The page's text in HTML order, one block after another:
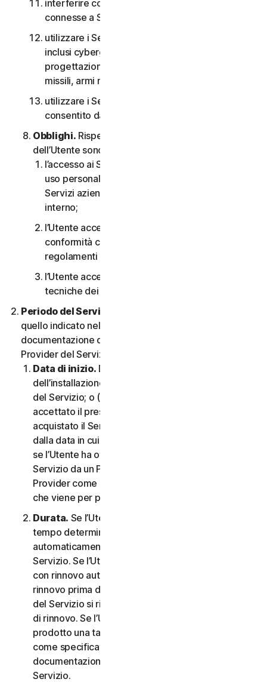
interferire con o interrompere server o reti
connesse a Software o Servizi;
utilizzare i Servizi per qualsiasi scopo militare,
inclusi cyberguerra, sviluppo di armi,
progettazione, fabbricazione o produzione di
missili, armi nucleari, chimiche o biologiche;
utilizzare i Servizi in qualsiasi modo non
consentito dal CLS.
Obblighi. Rispetto all’uso del Servizio, gli obblighi
dell’Utente sono i seguenti:
l’accesso ai Servizi per i consumatori è solo per
uso personale o domestico oppure, nel caso dei
Servizi aziendali, è solo per uso aziendale
interno;
l’Utente accetta di utilizzare i Servizi in
conformità con il CLS e tutte le leggi e i
regolamenti applicabili;
l’Utente accetta di rispettare tutte le limitazioni
tecniche dei Servizi e/o del Software.
Periodo del Servizio.
quello indicato nella Documentazione o nella
documentazione di transazione applicabile dal
Provider del Servizio.
Data di inizio. Dovrà partire (a) dalla data
dell’installazione iniziale del Software o dell’utilizzo
del Servizio; o (b) dalla data in cui l’Utente ha
accettato il presente CLS; o (c) se l’Utente ha
acquistato il Servizio dal nostro negozio online,
dalla data in cui è stato completato l’acquisto; o (d)
se l’Utente ha ottenuto il diritto di utilizzare il
Servizio da un Provider, dalla data stabilita da tale
Provider come applicabile, qualunque sia la data
che viene per prima.
Durata. Se l’Utente dispone di un abbonamento a
tempo determinato, il Servizio terminerà
automaticamente al termine del Periodo del
Servizio. Se l’Utente dispone di un abbonamento
con rinnovo automatico, a meno che non annulli il
rinnovo prima della data di fatturazione, il Periodo
del Servizio si rinnoverà automaticamente alla data
di rinnovo. Se l’Utente dispone di un servizio o di un
prodotto una tantum, il Periodo del servizio durerà
come specificato nella Documentazione o nella
documentazione applicabile dal Provider del
Servizio.